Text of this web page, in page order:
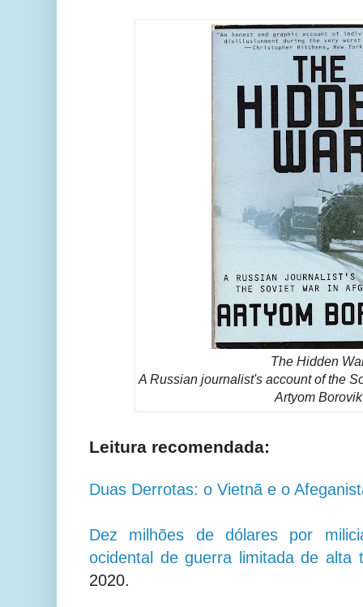
The Hidden
A Russian journalist's account of the
Artyom
Leitura recomendada:
Duas Derrotas: o Vietnã e o
Dez milhões de dólares por
ocidental de guerra limitada de alta
2020.